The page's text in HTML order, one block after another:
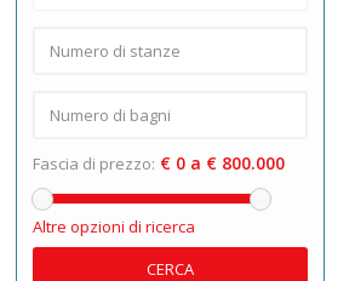
Fascia di prezzo: € 0 a € 800.000
Altre opzioni di ricerca
CERCA